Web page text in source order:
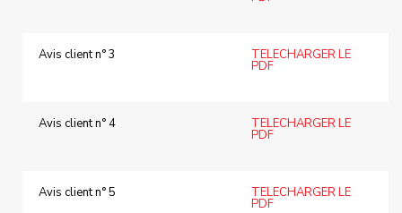
Avis client n° 3 TELECHARGER LE
PDF
Avis client n° 4 TELECHARGER LE
PDF
Avis client n° 5 TELECHARGER LE
PDF